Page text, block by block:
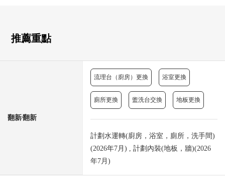
推薦重點
翻新⁄翻新
流理台（廚房）更換 浴室更換
廁所更換 盥洗台交換 地板更換
計劃水運轉(廚房，浴室，廁所，洗手間)
(2026年7月) , 計劃內裝(地板，牆)(2026
年7月)